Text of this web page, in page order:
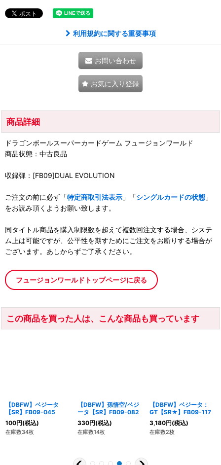
利用規約に関する重要事項
お問い合わせ
お気に入り登録
商品詳細
ドラゴンボールスーパーカードゲーム フュージョンワールド
商品状態：中古良品
収録弾：[FB09]DUAL EVOLUTION
ご注文の前に必ず「特定商取引法表示 」「シングルカードの状態 」
をお読み頂くようお願い致します。
同タイトル商品を購入制限数を超えて複数回注文する場合、システ
ム上は可能ですが、公平性を期すためにご注文をお断りする場合が
ございます。あしからずご了承ください。
フュージョンワールドトップページに戻る
この商品を買った人は、こんな商品も買っています
【DBFW】ベジータ
【SR】FB09-045
100円(税込)
在庫数34枚
【DBFW】孫悟空/ベジ
ータ【SR】FB09-082
330円(税込)
在庫数14枚
【DBFW】ベジータ：
GT【SR★】FB09-117
3,180円(税込)
在庫数2枚